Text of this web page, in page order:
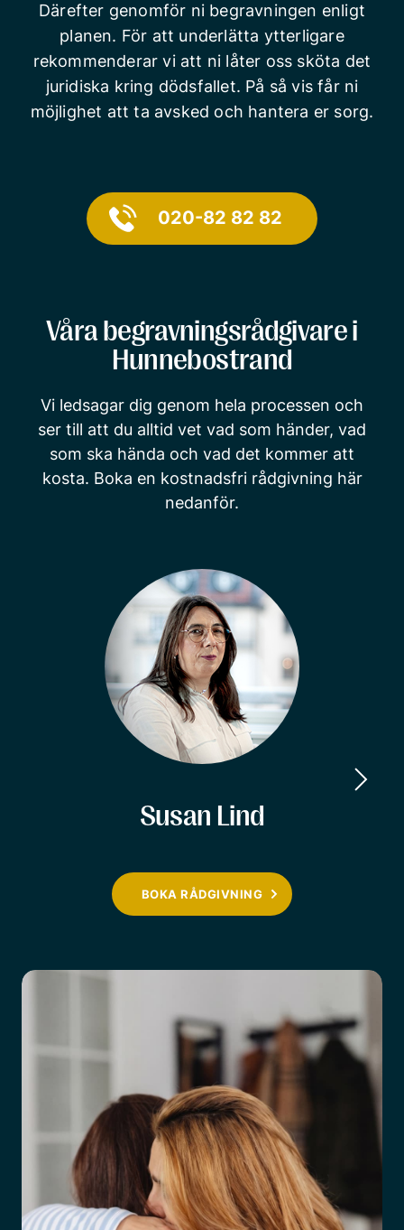
Därefter genomför ni begravningen enligt
planen. För att underlätta ytterligare
rekommenderar vi att ni låter oss sköta det
juridiska kring dödsfallet. På så vis får ni
möjlighet att ta avsked och hantera er sorg.
020-82 82 82
Våra begravningsrådgivare i
Hunnebostrand
Vi ledsagar dig genom hela processen och
ser till att du alltid vet vad som händer, vad
som ska hända och vad det kommer att
kosta. Boka en kostnadsfri rådgivning här
nedanför.
Susan Lind
BOKA RÅDGIVNING